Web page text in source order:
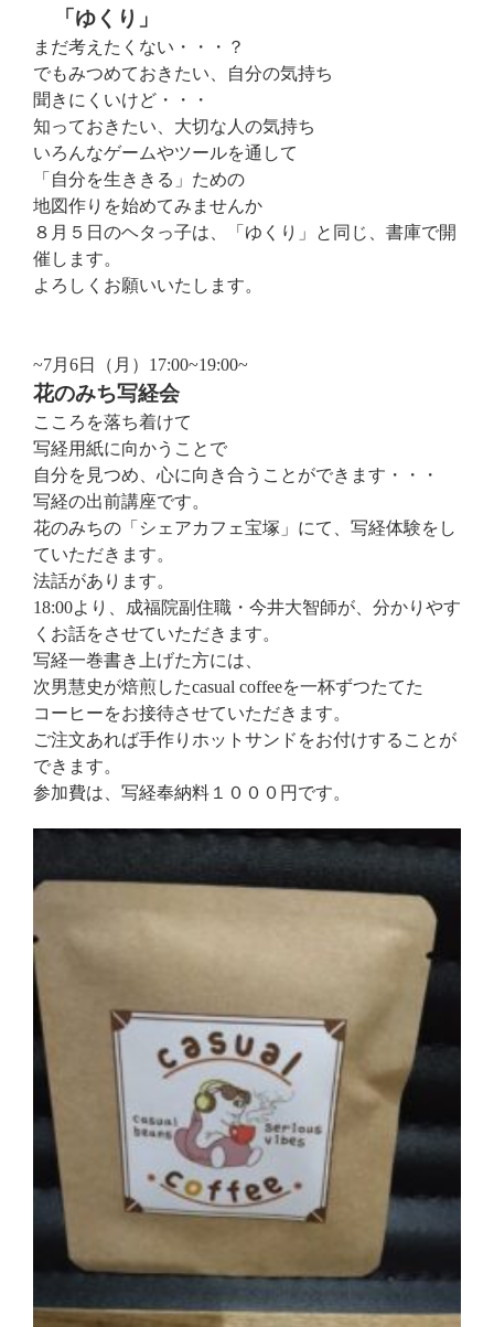
「ゆくり」
まだ考えたくない・・・？
でもみつめておきたい、自分の気持ち
聞きにくいけど・・・
知っておきたい、大切な人の気持ち
いろんなゲームやツールを通して
「自分を生ききる」ための
地図作りを始めてみませんか
８月５日のヘタっ子は、「ゆくり」と同じ、書庫で開
催します。
よろしくお願いいたします。
~7月6日（月）17:00~19:00~
花のみち写経会
こころを落ち着けて
写経用紙に向かうことで
自分を見つめ、心に向き合うことができます・・・
写経の出前講座です。
花のみちの「シェアカフェ宝塚」にて、写経体験をし
ていただきます。
法話があります。
18:00より、成福院副住職・今井大智師が、分かりやす
くお話をさせていただきます。
写経一巻書き上げた方には、
次男慧史が焙煎したcasual coffeeを一杯ずつたてた
コーヒーをお接待させていただきます。
ご注文あれば手作りホットサンドをお付けすることが
できます。
参加費は、写経奉納料１０００円です。